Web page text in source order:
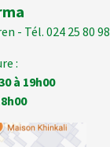
- Tél. 024 25 80 98
:
à 19h00